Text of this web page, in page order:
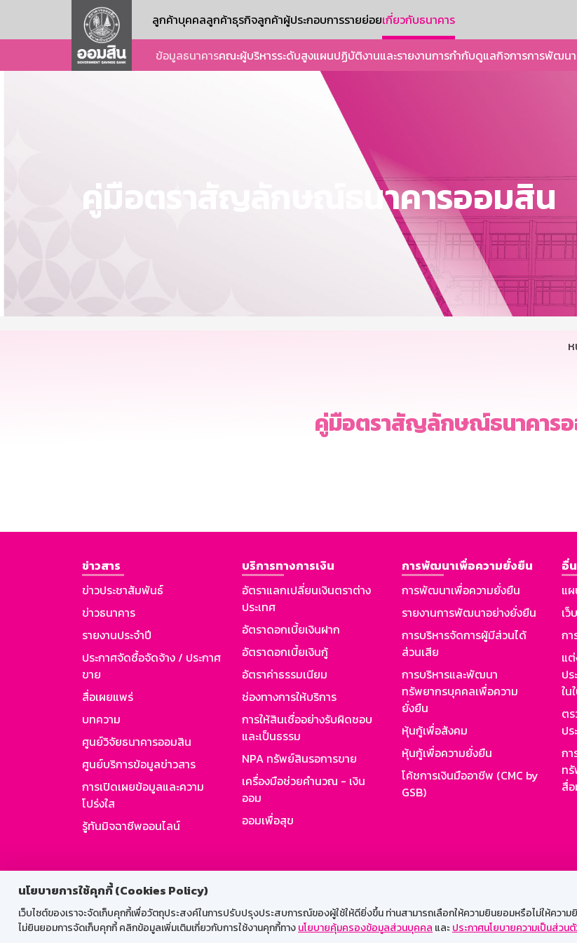
นโยบายการใช้คุกกี้ (Cookies Policy)
เว็บไซต์ของเราจะจัดเก็บคุกกี้เพื่อวัตถุประสงค์ในการปรับปรุงประสบการณ์ของผู้ใช้ให้ดียิ่งขึ้น ท่านสามารถเลือกให้ความยินยอมหรือไม่ให้ควา
ไม่ยินยอมการจัดเก็บคุกกี้ คลิกข้อมูลเพิ่มเติมเกี่ยวกับการใช้งานคุกกี้ทางนโยบายคุ้มครองข้อมูลส่วนบุคคล และประกาศนโยบายความเป็นส่วน
ลูกค้าบุคคลลูกค้าธุรกิจลูกค้าผู้ประกอบการรายย่อยเกี่ยวกับธนาคาร
ข้อมูลธนาคารคณะผู้บริหารระดับสูงแผนปฏิบัติงานและรายงานการกำกับดูแลกิจการการพัฒน
คู่มือตราสัญลักษณ์ธนาคารออมสิน
คู่มือตราสัญลักษณ์ธนาคาร
ข่าวสาร
ข่าวประชาสัมพันธ์
ข่าวธนาคาร
รายงานประจำปี
ประกาศจัดซื้อจัดจ้าง / ประกาศ
ขาย
สื่อเผยแพร่
บทความ
ศูนย์วิจัยธนาคารออมสิน
ศูนย์บริการข้อมูลข่าวสาร
การเปิดเผยข้อมูลและความ
โปร่งใส
รู้ทันมิจฉาชีพออนไลน์
บริการทางการเงิน
อัตราแลกเปลี่ยนเงินตราต่าง
ประเทศ
อัตราดอกเบี้ยเงินฝาก
อัตราดอกเบี้ยเงินกู้
อัตราค่าธรรมเนียม
ช่องทางการให้บริการ
การให้สินเชื่ออย่างรับผิดชอบ
และเป็นธรรม
NPA ทรัพย์สินรอการขาย
เครื่องมือช่วยคำนวณ - เงิน
ออม
ออมเพื่อสุข
การพัฒนาเพื่อความยั่งยืน
การพัฒนาเพื่อความยั่งยืน
รายงานการพัฒนาอย่างยั่งยืน
การบริหารจัดการผู้มีส่วนได้
ส่วนเสีย
การบริหารและพัฒนา
ทรัพยากรบุคคลเพื่อความ
ยั่งยืน
หุ้นกู้เพื่อสังคม
หุ้นกู้เพื่อความยั่งยืน
โค้ชการเงินมืออาชีพ (CMC by
GSB)
อื่
แ
เ
ก
แ
ป
ใน
ต
ปร
กา
ท
สื่